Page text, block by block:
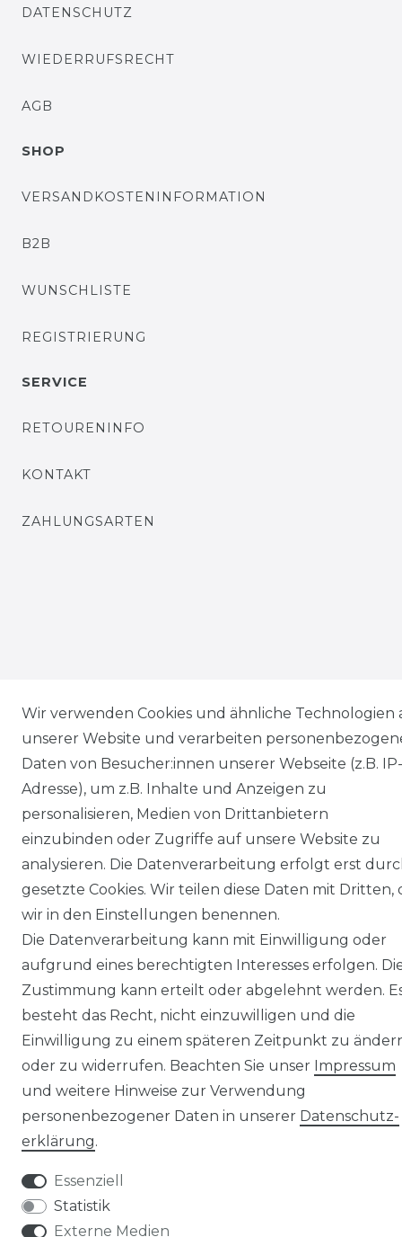
DATENSCHUTZ
WIEDERRUFSRECHT
AGB
SHOP
VERSANDKOSTENINFORMATION
B2B
WUNSCHLISTE
REGISTRIERUNG
SERVICE
RETOURENINFO
KONTAKT
ZAHLUNGSARTEN
Wir verwenden Cookies und ähnliche Technologien
unserer Website und verarbeiten
Daten von Besucher:innen unserer Webseite (z.B. IP-
Adresse), um z.B. Inhalte und Anzeigen zu
personalisieren, Medien von Drittanbietern
einzubinden oder Zugriffe auf unsere Website zu
analysieren. Die Datenverarbeitung erfolgt erst
gesetzte Cookies. Wir teilen diese Daten mit Dritten,
wir in den Einstellungen benennen.
Die Datenverarbeitung kann mit Einwilligung oder
aufgrund eines berechtigten Interesses erfolgen.
Zustimmung kann erteilt oder abgelehnt werden.
besteht das Recht, nicht einzuwilligen und die
Einwilligung zu einem späteren Zeitpunkt zu
oder zu widerrufen. Beachten Sie unser Impressum
und weitere Hinweise zur Verwendung
personenbezogener Daten in unserer Daten­schutz­
erklärung.
Essenziell
Statistik
Externe Medien